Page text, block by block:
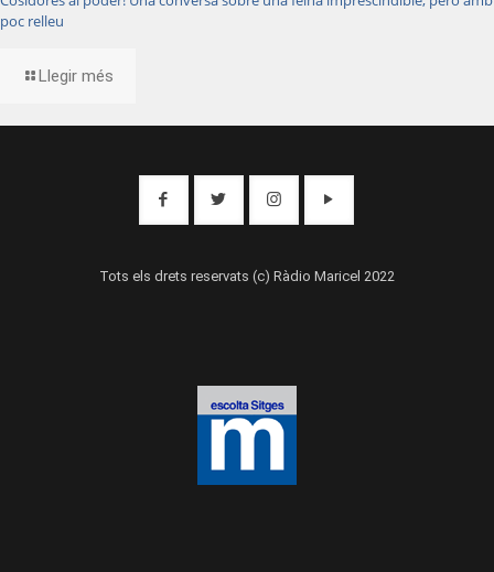
poc relleu
Llegir més
Tots els drets reservats (c) Ràdio Maricel 2022